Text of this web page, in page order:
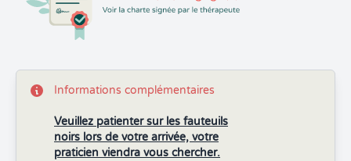
Informations complémentaires
Veuillez patienter sur les fauteuils
noirs lors de votre arrivée, votre
praticien viendra vous chercher.